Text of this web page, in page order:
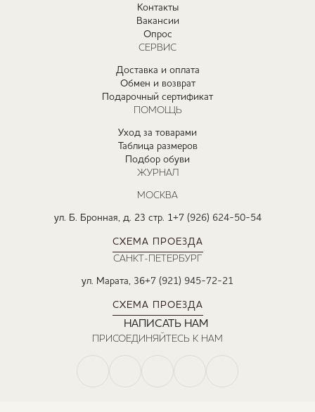
Контакты
Вакансии
Опрос
СЕРВИС
Доставка и оплата
Обмен и возврат
Подарочный сертификат
ПОМОЩЬ
Уход за товарами
Таблица размеров
Подбор обуви
ЖУРНАЛ
МОСКВА
ул. Б. Бронная, д. 23 стр. 1+7 (926) 624-50-54
СХЕМА ПРОЕЗДА
САНКТ-ПЕТЕРБУРГ
ул. Марата, 36+7 (921) 945-72-21
СХЕМА ПРОЕЗДА
НАПИСАТЬ НАМ
ПРИСОЕДИНЯЙТЕСЬ К НАМ